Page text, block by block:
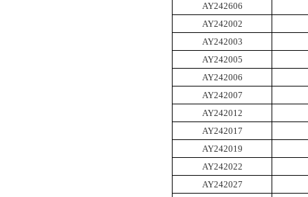
AY242606
AY242002
AY242003
AY242005
AY242006
AY242007
AY242012
AY242017
AY242019
AY242022
AY242027